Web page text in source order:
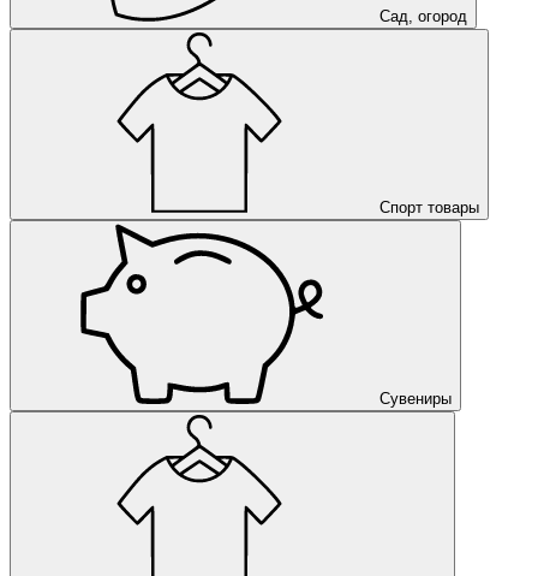
Сад, огород
Спорт товары
Сувениры